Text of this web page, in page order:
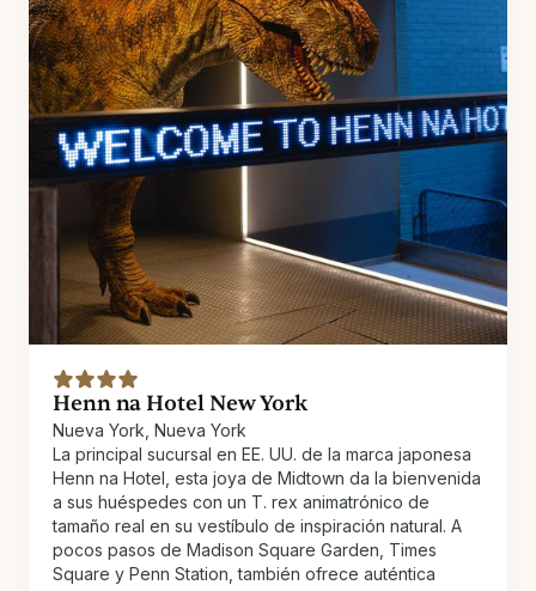
Henn na Hotel New York
Nueva York, Nueva York
La principal sucursal en EE. UU. de la marca japonesa
Henn na Hotel, esta joya de Midtown da la bienvenida
a sus huéspedes con un T. rex animatrónico de
tamaño real en su vestíbulo de inspiración natural. A
pocos pasos de Madison Square Garden, Times
Square y Penn Station, también ofrece auténtica